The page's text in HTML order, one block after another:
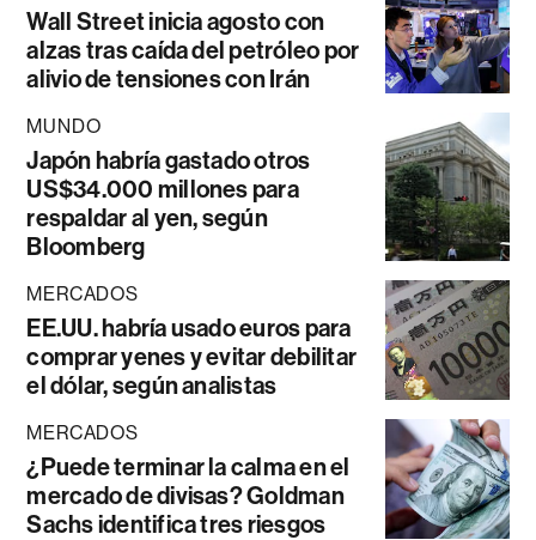
Wall Street inicia agosto con
alzas tras caída del petróleo por
alivio de tensiones con Irán
MUNDO
Japón habría gastado otros
US$34.000 millones para
respaldar al yen, según
Bloomberg
MERCADOS
EE.UU. habría usado euros para
comprar yenes y evitar debilitar
el dólar, según analistas
MERCADOS
¿Puede terminar la calma en el
mercado de divisas? Goldman
Sachs identifica tres riesgos